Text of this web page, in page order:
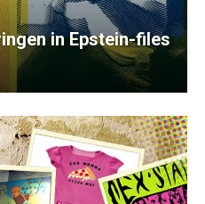
in Epstein-files